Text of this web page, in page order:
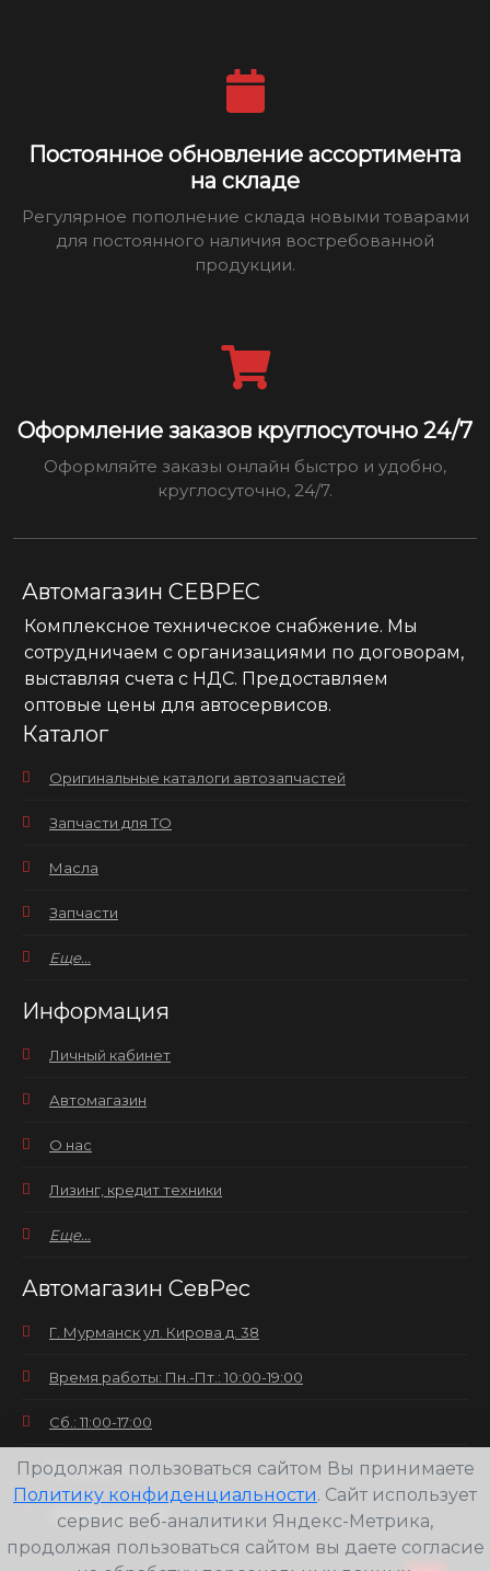
Постоянное обновление ассортимента
на складе
Регулярное пополнение склада новыми товарами
для постоянного наличия востребованной
продукции.
Оформление заказов круглосуточно 24/7
Оформляйте заказы онлайн быстро и удобно,
круглосуточно, 24/7.
Автомагазин СЕВРЕС
Комплексное техническое снабжение. Мы
сотрудничаем с организациями по договорам,
выставляя счета с НДС. Предоставляем
оптовые цены для автосервисов.
Каталог
Оригинальные каталоги автозапчастей
Запчасти для ТО
Масла
Запчасти
Еще...
Информация
Личный кабинет
Автомагазин
О нас
Лизинг, кредит техники
Еще...
Автомагазин СевРес
Г. Мурманск ул. Кирова д. 38
Время работы: Пн.-Пт.: 10:00-19:00
Сб.: 11:00-17:00
Вс.: выходной
+7(8152) 25-30-58
Продолжая пользоваться сайтом Вы принимаете
Политику конфиденциальности. Сайт использует
сервис веб-аналитики Яндекс-Метрика,
продолжая пользоваться сайтом вы даете согласие